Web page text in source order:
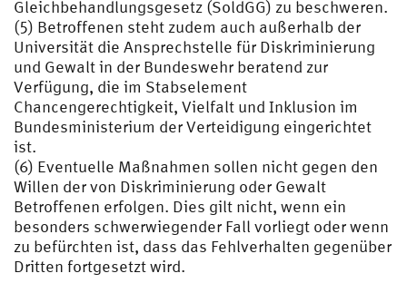
Gleichbehandlungsgesetz (SoldGG) zu beschweren.
(5) Betroffenen steht zudem auch außerhalb der
Universität die Ansprechstelle für Diskriminierung
und Gewalt in der Bundeswehr beratend zur
Verfügung, die im Stabselement
Chancengerechtigkeit, Vielfalt und Inklusion im
Bundesministerium der Verteidigung eingerichtet
ist.
(6) Eventuelle Maßnahmen sollen nicht gegen den
Willen der von Diskriminierung oder Gewalt
Betroffenen erfolgen. Dies gilt nicht, wenn ein
besonders schwerwiegender Fall vorliegt oder wenn
zu befürchten ist, dass das Fehlverhalten gegenüber
Dritten fortgesetzt wird.